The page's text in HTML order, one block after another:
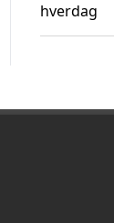
hverdag